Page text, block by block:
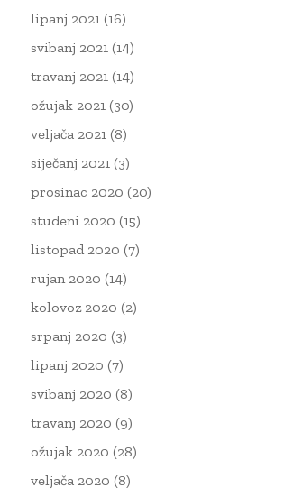
lipanj 2021 (16)
svibanj 2021 (14)
travanj 2021 (14)
ožujak 2021 (30)
veljača 2021 (8)
siječanj 2021 (3)
prosinac 2020 (20)
studeni 2020 (15)
listopad 2020 (7)
rujan 2020 (14)
kolovoz 2020 (2)
srpanj 2020 (3)
lipanj 2020 (7)
svibanj 2020 (8)
travanj 2020 (9)
ožujak 2020 (28)
veljača 2020 (8)